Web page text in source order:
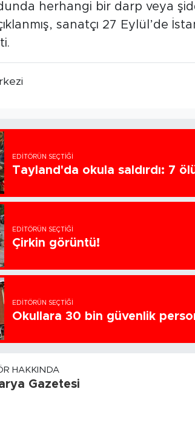
herhangi bir darp veya
sanatçı 27 Eylül’de
EDITÖRÜN SEÇTIĞI
Tayland'da okula saldırdı: 7
EDITÖRÜN SEÇTIĞI
Çirkin görüntü!
EDITÖRÜN SEÇTIĞI
Okullara 30 bin güvenlik
HAKKINDA
Gazetesi